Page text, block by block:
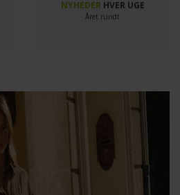
NYHEDERHVER UGE
Året rundt